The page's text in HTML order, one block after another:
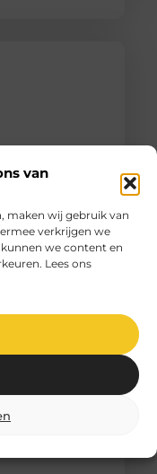
van
maken wij gebruik van
verkrijgen we
we content en
Lees ons
gegraveerd
ooit
Het is